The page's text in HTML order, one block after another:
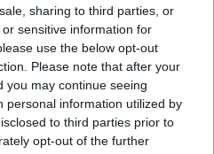
sharing to third parties, or
sensitive information for
use the below opt-out
Please note that after your
you may continue seeing
personal information utilized by
to third parties prior to
opt-out of the further
με ενοχλούν στο Στέιτ
από το ποιος βρίσκεται
καλούμε όλα τα μέρη να
ανάλυση δεν είναι
τη διένεξη ή το ζήτημα ή
να αντιμετωπίσουμε».